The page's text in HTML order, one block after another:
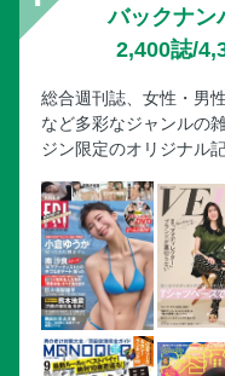
バックナン
2,400誌/
総合週刊誌、女性・男
など多彩なジャンルの
ジン限定のオリジナル